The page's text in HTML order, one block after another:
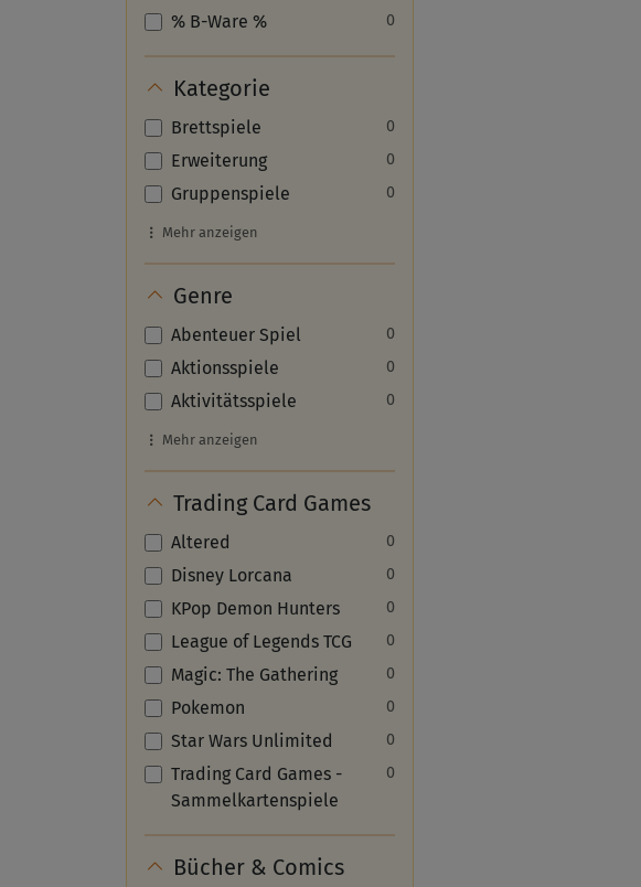
% B-Ware % 0
Kategorie
Brettspiele 0
Erweiterung 0
Gruppenspiele 0
Mehr anzeigen
Genre
Abenteuer Spiel 0
Aktionsspiele 0
Aktivitätsspiele 0
Mehr anzeigen
Trading Card Games
Altered 0
Disney Lorcana 0
KPop Demon Hunters 0
League of Legends TCG 0
Magic: The Gathering 0
Pokemon 0
Star Wars Unlimited 0
Trading Card Games -
Sammelkartenspiele
0
Bücher & Comics